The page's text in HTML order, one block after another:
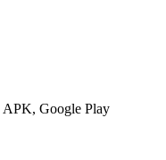
APK, Google Play